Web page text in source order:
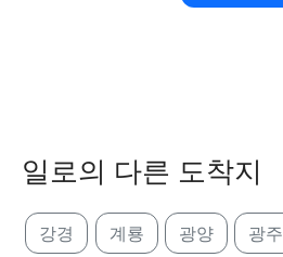
일로의 다른 도착지
강경 계룡 광양 광주